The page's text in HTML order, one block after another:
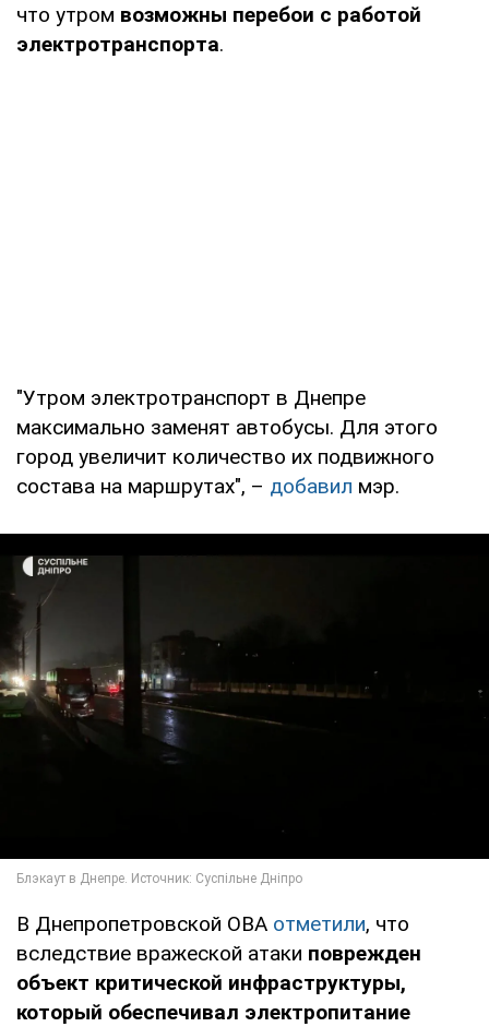
что утром возможны перебои с работой
электротранспорта.
"Утром электротранспорт в Днепре
максимально заменят автобусы. Для этого
город увеличит количество их подвижного
состава на маршрутах", – добавил мэр.
В Днепропетровской ОВА отметили, что
вследствие вражеской атаки поврежден
объект критической инфраструктуры,
который обеспечивал электропитание